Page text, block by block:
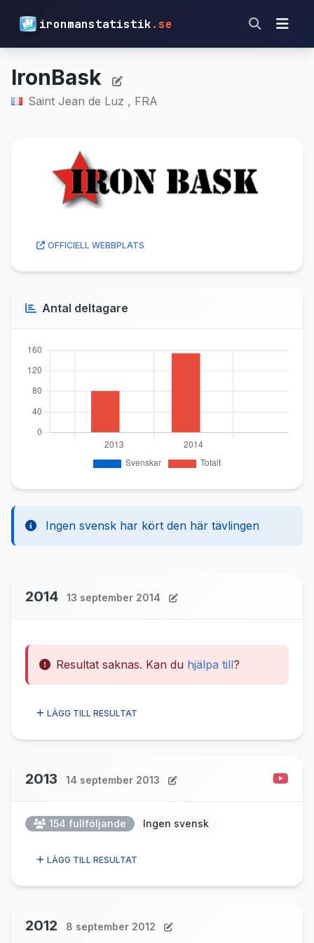
ironmanstatistik.se
IronBask
Saint Jean de Luz , FRA
Ingen svensk har kört den här tävlingen
OFFICIELL WEBBPLATS
Antal deltagare
2014 13 september 2014
Resultat saknas. Kan du hjälpa till?
LÄGG TILL RESULTAT
2013 14 september 2013
154 fullföljande Ingen svensk
LÄGG TILL RESULTAT
2012 8 september 2012